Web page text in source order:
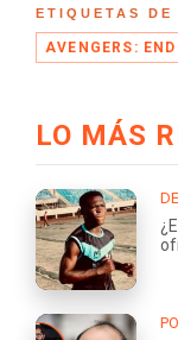
ETIQUETAS DE
AVENGERS:
LO MÁS